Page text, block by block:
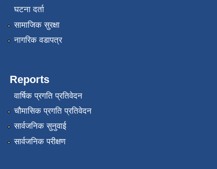
घटना दर्ता
सामाजिक सुरक्षा
नागरिक वडापत्र
Reports
वार्षिक प्रगति प्रतिवेदन
चौमासिक प्रगति प्रतिवेदन
सार्वजनिक सुनुवाई
सार्वजनिक परीक्षण